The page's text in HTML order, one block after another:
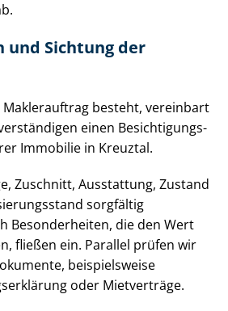
und Sichtung der
Maklerauftrag besteht, vereinbart
einen Be­sich­ti­gungs­
Immobilie in Kreuztal.
Zuschnitt, Ausstattung, Zustand
sorgfältig
Besonderheiten, die den Wert
fließen ein. Parallel prüfen wir
beispielsweise
oder Mietverträge.